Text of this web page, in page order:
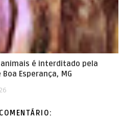
é interditado pela
Esperança, MG